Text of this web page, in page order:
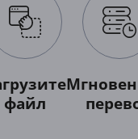
файл